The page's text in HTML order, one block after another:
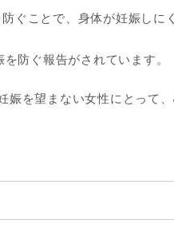
ぐことで、身体が妊娠しに
防ぐ報告がされています。
娠を望まない女性にとって、